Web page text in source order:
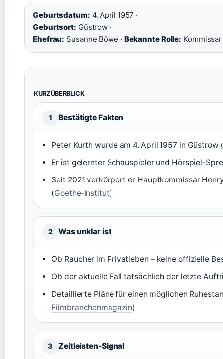
Geburtsdatum: 4. April 1957 ·
Geburtsort: Güstrow ·
Ehefrau: Susanne Böwe · Bekannte Rolle:
KURZÜBERBLICK
1 Bestätigte Fakten
Peter Kurth wurde am 4. April 1957 in Güstrow
Er ist gelernter Schauspieler und Hörspiel-
Seit 2021 verkörpert er Hauptkommissar
(Goethe‑Institut)
2 Was unklar ist
Ob Raucher im Privatleben – keine offizielle
Ob der aktuelle Fall tatsächlich der letzte
Detaillierte Pläne für einen möglichen
Filmbranchenmagazin)
3 Zeitleisten-Signal